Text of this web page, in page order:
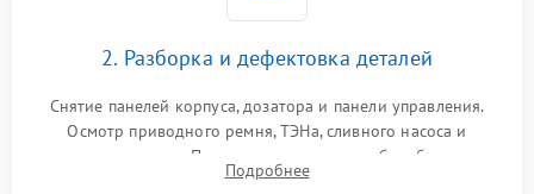
2. Разборка и дефектовка деталей
Снятие панелей корпуса, дозатора и панели управления.
Осмотр приводного ремня, ТЭНа, сливного насоса и
амортизаторов. Проверка подшипников барабана и
крестовины на износ, а манжеты люка на разрывы.
Подробнее